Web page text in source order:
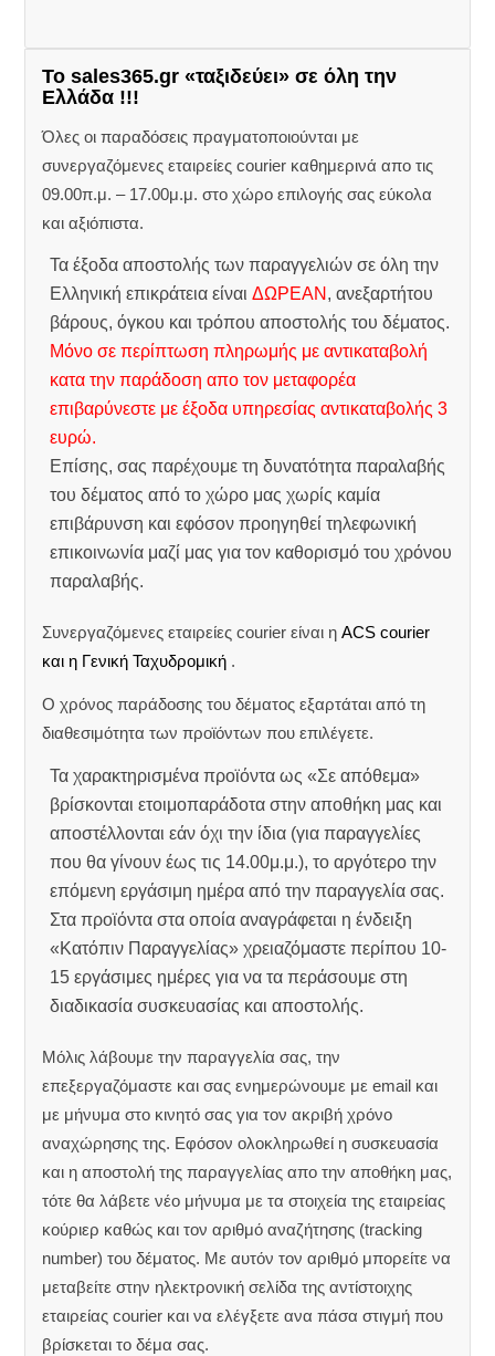
Το sales365.gr «ταξιδεύει» σε όλη την
Ελλάδα !!!
Όλες οι παραδόσεις πραγματοποιούνται με
συνεργαζόμενες εταιρείες courier καθημερινά απο τις
09.00π.μ. – 17.00μ.μ. στο χώρο επιλογής σας εύκολα
και αξιόπιστα.
Τα έξοδα αποστολής των παραγγελιών σε όλη την
Ελληνική επικράτεια είναιΔΩΡΕΑΝ , ανεξαρτήτου
βάρους, όγκου και τρόπου αποστολής του δέματος.
Μόνο σε περίπτωση πληρωμής με αντικαταβολή
κατα την παράδοση απο τον μεταφορέα
επιβαρύνεστε με έξοδα υπηρεσίας αντικαταβολής 3
ευρώ.
Επίσης, σας παρέχουμε τη δυνατότητα παραλαβής
του δέματος από το χώρο μας χωρίς καμία
επιβάρυνση και εφόσον προηγηθεί τηλεφωνική
επικοινωνία μαζί μας για τον καθορισμό του χρόνου
παραλαβής.
Συνεργαζόμενες εταιρείες courier είναι ηACS courier
και η Γενική Ταχυδρομική .
Ο χρόνος παράδοσης του δέματος εξαρτάται από τη
διαθεσιμότητα των προϊόντων που επιλέγετε.
Τα χαρακτηρισμένα προϊόντα ως «Σε απόθεμα»
βρίσκονται ετοιμοπαράδοτα στην αποθήκη μας και
αποστέλλονται εάν όχι την ίδια (για παραγγελίες
που θα γίνουν έως τις 14.00μ.μ.), το αργότερο την
επόμενη εργάσιμη ημέρα από την παραγγελία σας.
Στα προϊόντα στα οποία αναγράφεται η ένδειξη
«Κατόπιν Παραγγελίας» χρειαζόμαστε περίπου 10-
15 εργάσιμες ημέρες για να τα περάσουμε στη
διαδικασία συσκευασίας και αποστολής.
Μόλις λάβουμε την παραγγελία σας, την
επεξεργαζόμαστε και σας ενημερώνουμε με email και
με μήνυμα στο κινητό σας για τον ακριβή χρόνο
αναχώρησης της. Εφόσον ολοκληρωθεί η συσκευασία
και η αποστολή της παραγγελίας απο την αποθήκη μας,
τότε θα λάβετε νέο μήνυμα με τα στοιχεία της εταιρείας
κούριερ καθώς και τον αριθμό αναζήτησης (tracking
number) του δέματος. Με αυτόν τον αριθμό μπορείτε να
μεταβείτε στην ηλεκτρονική σελίδα της αντίστοιχης
εταιρείας courier και να ελέγξετε ανα πάσα στιγμή που
βρίσκεται το δέμα σας.